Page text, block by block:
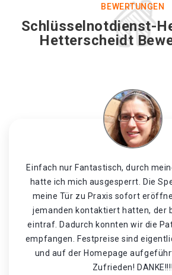
BEWERTUNGEN
Schlüsselnotdienst-
Hetterscheidt
Einfach nur Fantastisch, durch
hatte ich mich ausgesperrt. Die
meine Tür zu Praxis sofort
jemanden kontaktiert hatten, der
eintraf. Dadurch konnten wir die
empfangen. Festpreise sind
und auf der Homepage
Zufrieden! DANKE!!!!